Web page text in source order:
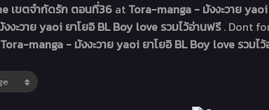
เขตจำกัดรัก ตอนที่36 at Tora-manga - มังงะวาย
งะวาย yaoi ยาโยอิ BL Boy love รวมไว้อ่านฟรี. Dont
Tora-manga - มังงะวาย yaoi ยาโยอิ BL Boy love รวมไ